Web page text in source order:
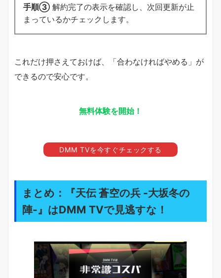
手順③ 解約完了の表示を確認し、次回更新が止
まっているかチェックします。
これだけ押さえておけば、「合わなければやめる」が
できるので安心です。
無料体験を開始！
DMM TVを今すぐチェックする
まとめ：『天伝 蒼空の兵 -大坂冬の
陣-』はDMM TVで見逃すな！